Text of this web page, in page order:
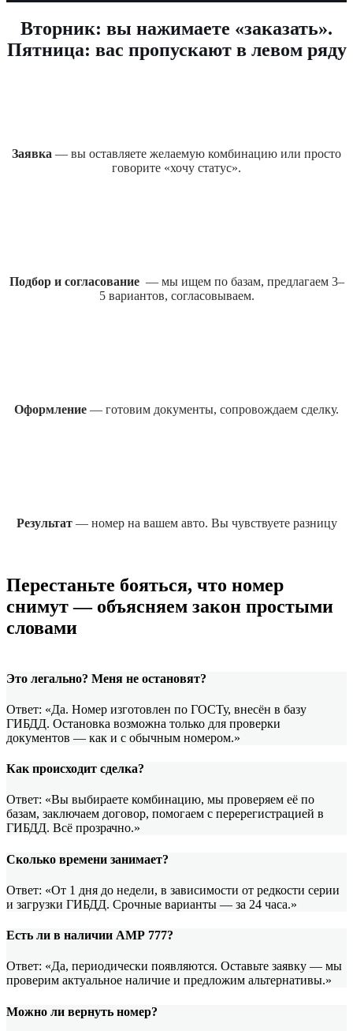
Вторник: вы нажимаете «заказать».
Пятница: вас пропускают в левом ряду
Заявка — вы оставляете желаемую комбинацию или просто
говорите «хочу статус».
Подбор и согласование — мы ищем по базам, предлагаем 3–
5 вариантов, согласовываем.
Оформление — готовим документы, сопровождаем сделку.
Результат— номер на вашем авто. Вы чувствуете разницу
Перестаньте бояться, что номер
снимут — объясняем закон простыми
словами
Это легально? Меня не остановят?
Ответ: «Да. Номер изготовлен по ГОСТу, внесён в базу
ГИБДД. Остановка возможна только для проверки
документов — как и с обычным номером.»
Как происходит сделка?
Ответ: «Вы выбираете комбинацию, мы проверяем её по
базам, заключаем договор, помогаем с перерегистрацией в
ГИБДД. Всё прозрачно.»
Сколько времени занимает?
Ответ: «От 1 дня до недели, в зависимости от редкости серии
и загрузки ГИБДД. Срочные варианты — за 24 часа.»
Есть ли в наличии АМР 777?
Ответ: «Да, периодически появляются. Оставьте заявку — мы
проверим актуальное наличие и предложим альтернативы.»
Можно ли вернуть номер?